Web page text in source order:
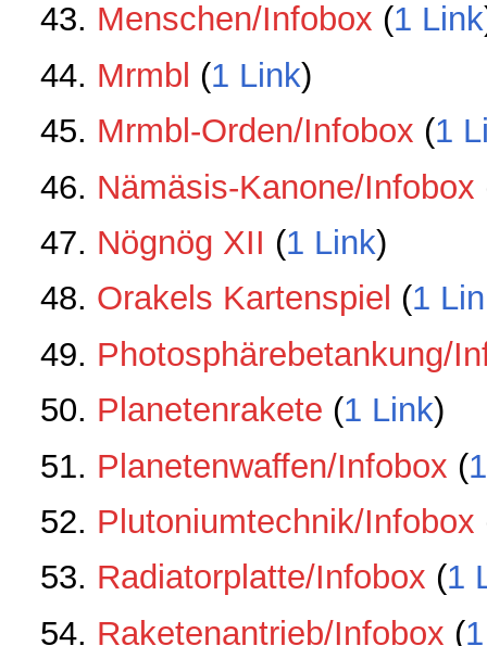
Menschen/Infobox ‏‎ (1 Link
Mrmbl ‏‎ (1 Link)
Mrmbl-Orden/Infobox ‏‎ (1
Nämäsis-Kanone/Infobox
Nögnög XII ‏‎ (1 Link)
Orakels Kartenspiel ‏‎ (1
Photosphärebetankung/
Planetenrakete ‏‎ (1 Link)
Planetenwaffen/Infobox ‏‎ (
Plutoniumtechnik/Infobox
Radiatorplatte/Infobox ‏‎ (1
Raketenantrieb/Infobox ‏‎ (